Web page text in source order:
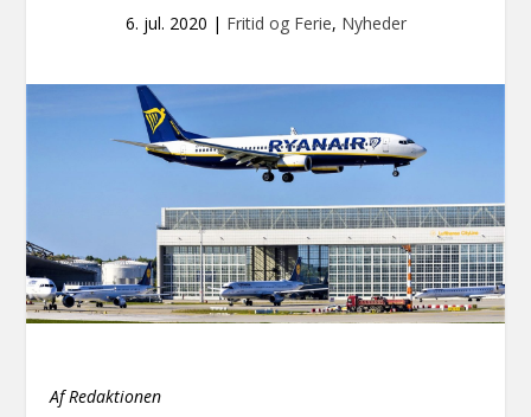
6. jul. 2020 | Fritid og Ferie, Nyheder
Af Redaktionen